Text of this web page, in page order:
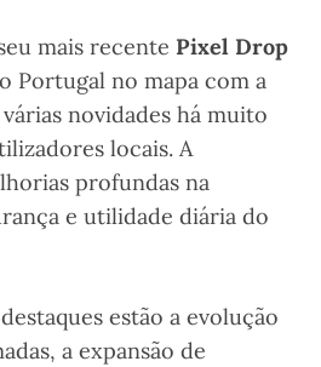
mais recente Pixel Drop
Portugal no mapa com a
novidades há muito
locais. A
profundas na
e utilidade diária do
estão a evolução
a expansão de